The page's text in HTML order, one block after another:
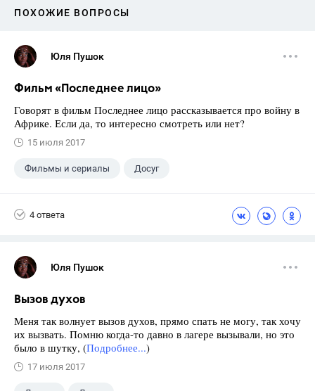
ПОХОЖИЕ ВОПРОСЫ
Юля Пушок
Фильм «Последнее лицо»
Говорят в фильм Последнее лицо рассказывается про войну в
Африке. Если да, то интересно смотреть или нет?
15 июля 2017
Фильмы и сериалы Досуг
4 ответа
Юля Пушок
Вызов духов
Меня так волнует вызов духов, прямо спать не могу, так хочу
их вызвать. Помню когда-то давно в лагере вызывали, но это
было в шутку, (Подробнее...)
17 июля 2017